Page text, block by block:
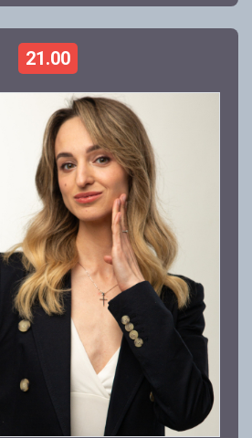
21.00